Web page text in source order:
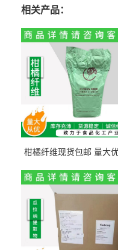
相关产品：
柑橘纤维现货包邮 量大